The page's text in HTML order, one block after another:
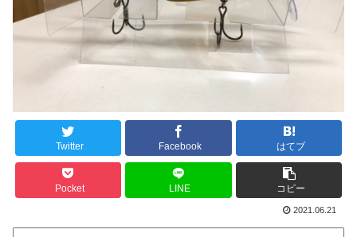
Twitter Facebook はてブ
Pocket LINE コピー
2021.06.21